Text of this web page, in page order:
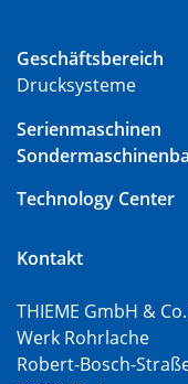
Geschäftsbereich
Drucksysteme
Serienmaschinen
Technology Center
Kontakt
THIEME GmbH &
Werk Rohrlache
Robert-Bosch-